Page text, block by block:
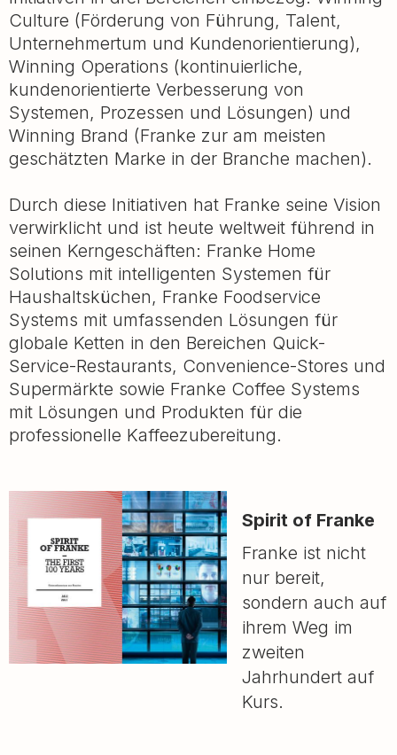
Culture (Förderung von Führung, Talent,
Unternehmertum und Kundenorientierung),
Winning Operations (kontinuierliche,
kundenorientierte Verbesserung von
Systemen, Prozessen und Lösungen) und
Winning Brand (Franke zur am meisten
geschätzten Marke in der Branche machen).
Durch diese Initiativen hat Franke seine Vision
verwirklicht und ist heute weltweit führend in
seinen Kerngeschäften: Franke Home
Solutions mit intelligenten Systemen für
Haushaltsküchen, Franke Foodservice
Systems mit umfassenden Lösungen für
globale Ketten in den Bereichen Quick-
Service-Restaurants, Convenience-Stores und
Supermärkte sowie Franke Coffee Systems
mit Lösungen und Produkten für die
professionelle Kaffeezubereitung.
Spirit of Franke
Franke ist nicht
nur bereit,
sondern auch auf
ihrem Weg im
zweiten
Jahrhundert auf
Kurs.